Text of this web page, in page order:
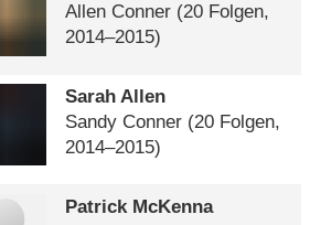
Allen Conner(20 Folgen,
2014⁠–⁠2015)
Sarah Allen
Sandy Conner(20 Folgen,
2014⁠–⁠2015)
Patrick McKenna